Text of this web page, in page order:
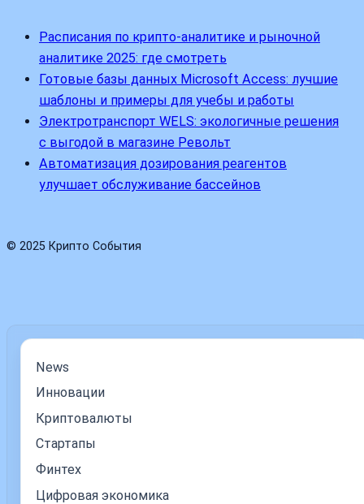
Расписания по крипто-аналитике и рыночной
аналитике 2025: где смотреть
Готовые базы данных Microsoft Access: лучшие
шаблоны и примеры для учебы и работы
Электротранспорт WELS: экологичные решения
с выгодой в магазине Револьт
Автоматизация дозирования реагентов
улучшает обслуживание бассейнов
© 2025 Крипто События
News
Инновации
Криптовалюты
Стартапы
Финтех
Цифровая экономика